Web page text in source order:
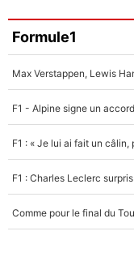
Formule1